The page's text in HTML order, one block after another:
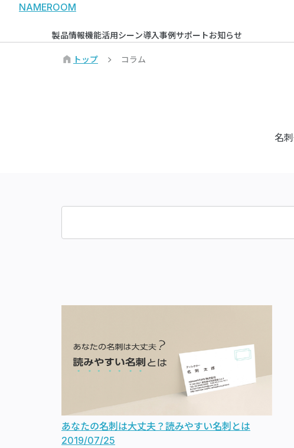
NAMEROOM
製品情報機能活用シーン導入事例サポートお知らせ
トップ コラム
名
あなたの名刺は大丈夫？読みやすい名刺とは
2019/07/25